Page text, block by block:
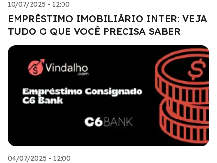
10/07/2025 - 12:00
EMPRÉSTIMO IMOBILIÁRIO INTER: VEJA
TUDO O QUE VOCÊ PRECISA SABER
04/07/2025 - 12:00